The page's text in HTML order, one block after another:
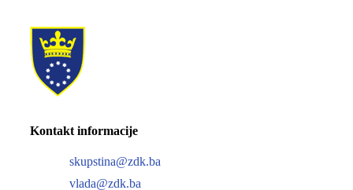
Kontakt informacije
skupstina@zdk.ba
vlada@zdk.ba